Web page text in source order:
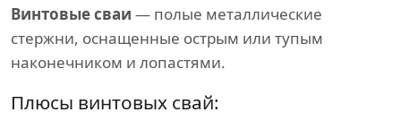
Винтовые сваи — полые металлические
стержни, оснащенные острым или тупым
наконечником и лопастями.
Плюсы винтовых свай: